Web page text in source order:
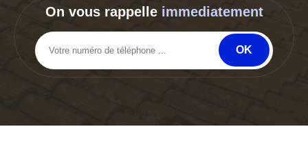
On vous rappelle immediatement